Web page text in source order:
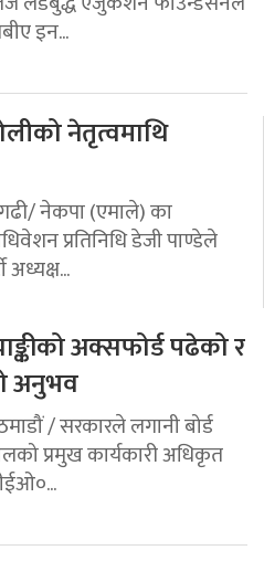
इन...
नेतृत्वमाथि
नेकपा (एमाले) का
प्रतिनिधि डेजी पाण्डेले
अध्यक्ष...
अक्सफोर्ड पढेको र
अनुभव
/ सरकारले लगानी बोर्ड
प्रमुख कार्यकारी अधिकृत